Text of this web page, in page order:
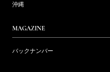
沖縄
MAGAZINE
バックナンバー